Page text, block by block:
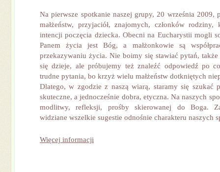
Na pierwsze spotkanie naszej grupy, 20 września 2009,
małżeństw, przyjaciół, znajomych, członków
intencji poczęcia dziecka. Obecni na Eucharystii mogli
Panem życia jest Bóg, a małżonkowie są
przekazywaniu życia. Nie boimy się stawiać pytań,
się dzieje, ale próbujemy też znaleźć odpowiedź po
trudne pytania, bo krzyż wielu małżeństw dotkniętych
Dlatego, w zgodzie z naszą wiarą, staramy się szukać
skuteczne, a jednocześnie dobra, etyczna. Na naszych
modlitwy, refleksji, prośby skierowanej do Boga.
widziane wszelkie sugestie odnośnie charakteru naszych
Więcej informacji